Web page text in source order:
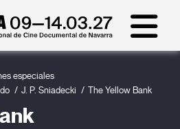
especiales
J. P. Sniadecki The Yellow Bank